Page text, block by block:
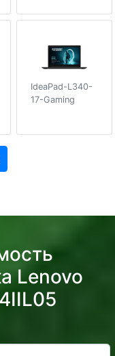
IdeaPad-L340-
17-Gaming
Lenovo